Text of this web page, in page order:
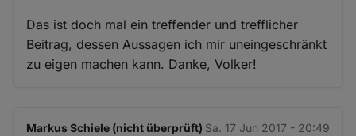
Das ist doch mal ein treffender und trefflicher
Beitrag, dessen Aussagen ich mir uneingeschränkt
zu eigen machen kann. Danke, Volker!
Markus Schiele (nicht überprüft) Sa. 17 Jun 2017 - 20:49